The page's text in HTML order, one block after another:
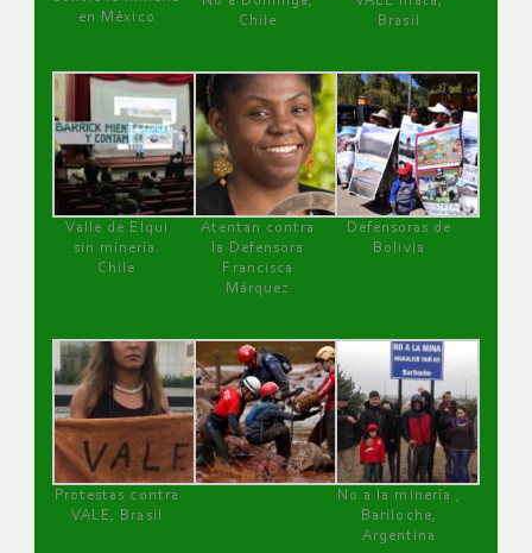
en México
Chile
Brasil
Valle de Elqui
sin minería.
Chile
Atentan contra
la Defensora
Francisca
Márquez
Defensoras de
Bolivia
Protestas contra
VALE, Brasil
No a la minería ,
Bariloche,
Argentina